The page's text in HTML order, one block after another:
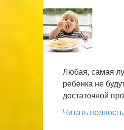
Любая, самая
ребенка не
достаточной
Читать